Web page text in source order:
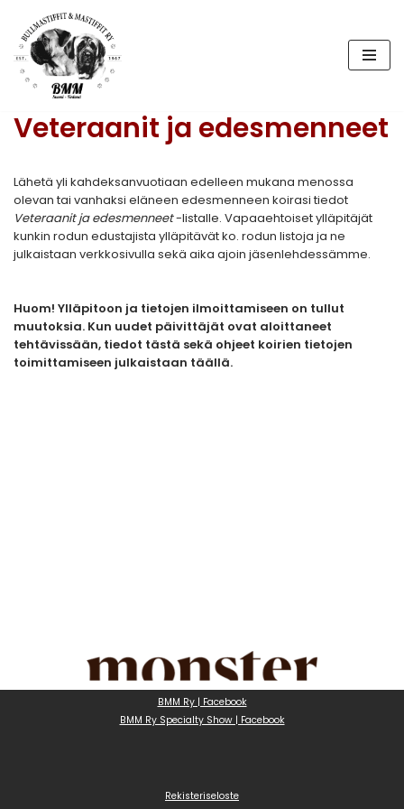
Siirry
suoraan
sisältöön
Veteraanit ja edesmenneet
Lähetä yli kahdeksanvuotiaan edelleen mukana menossa
olevan tai vanhaksi eläneen edesmenneen koirasi tiedot
Veteraanit ja edesmenneet-listalle. Vapaaehtoiset ylläpitäjät
kunkin rodun edustajista ylläpitävät ko. rodun listoja ja ne
julkaistaan verkkosivulla sekä aika ajoin jäsenlehdessämme.
Huom! Ylläpitoon ja tietojen ilmoittamiseen on tullut
muutoksia. Kun uudet päivittäjät ovat aloittaneet
tehtävissään, tiedot tästä sekä ohjeet koirien tietojen
toimittamiseen julkaistaan täällä.
BMM Ry | Facebook
BMM Ry Specialty Show | Facebook
Rekisteriseloste